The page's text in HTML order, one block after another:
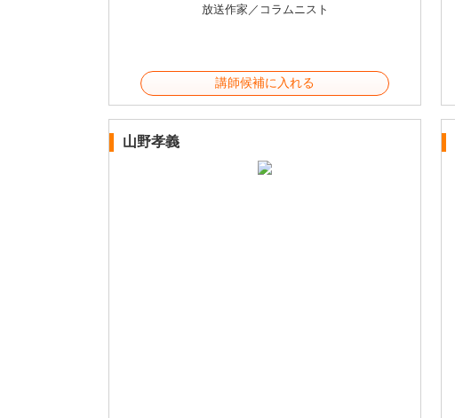
放送作家／コラムニスト
講師候補に入れる
山野孝義